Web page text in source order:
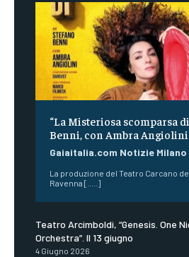
“La Misteriosa scomparsa
Benni, con Ambra Angiolini
Gaiaitalia.com Notizie Milano
La produzione del Teatro Carcano
Ravenna [.....]
Teatro Arcimboldi, “Genesis. One
Orchestra”. Il 13 giugno
4 Giugno 2026